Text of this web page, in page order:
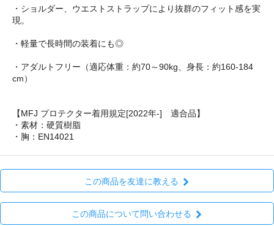
・ショルダー、ウエストストラップにより抜群のフィット感を実
現。
・軽量で長時間の装着にも◎
・アダルトフリー（適応体重：約70～90kg、身長：約160-184
cm）
【MFJ プロテクター着用規定[2022年-] 適合品】
・素材：硬質樹脂
・胸：EN14021
この商品を友達に教える
この商品について問い合わせる